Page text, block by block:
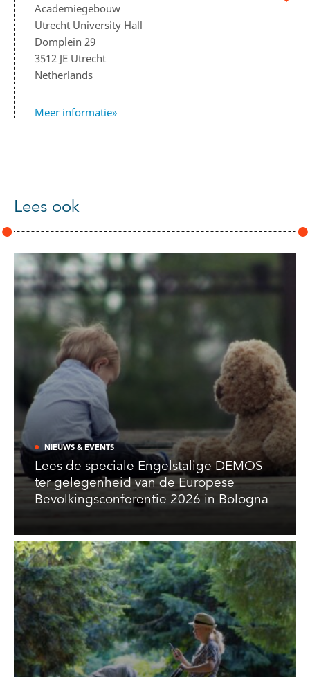
Academiegebouw
Utrecht University Hall
Domplein 29
3512 JE Utrecht
Netherlands
Meer informatie»
Lees ook
NIEUWS & EVENTS
Lees de speciale Engelstalige DEMOS
ter gelegenheid van de Europese
Bevolkingsconferentie 2026 in Bologna